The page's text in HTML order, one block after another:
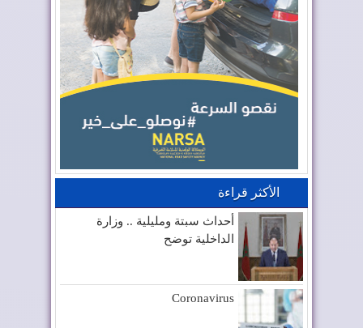
الأكثر قراءة
أحداث سبتة ومليلية .. وزارة
الداخلية توضح
Coronavirus